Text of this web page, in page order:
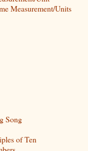
Measurement/Units
Song
of Ten